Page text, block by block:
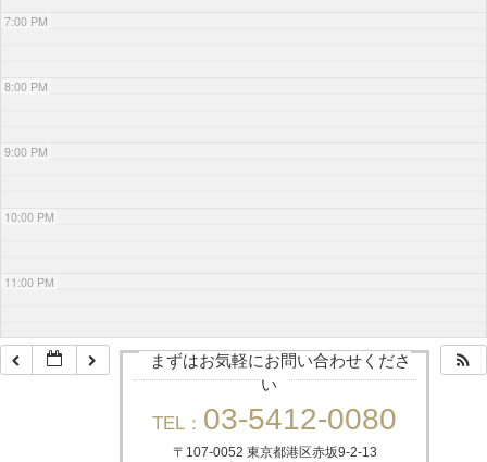
7:00 PM
8:00 PM
9:00 PM
10:00 PM
11:00 PM
まずはお気軽にお問い合わせくださ
い
TEL： 03-5412-0080
〒107-0052 東京都港区赤坂9-2-13